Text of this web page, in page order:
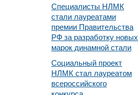
Специалисты НЛМК
стали лауреатами
премии Правительства
РФ за разработку новых
марок динамной стали
Социальный проект
НЛМК стал лауреатом
всероссийского